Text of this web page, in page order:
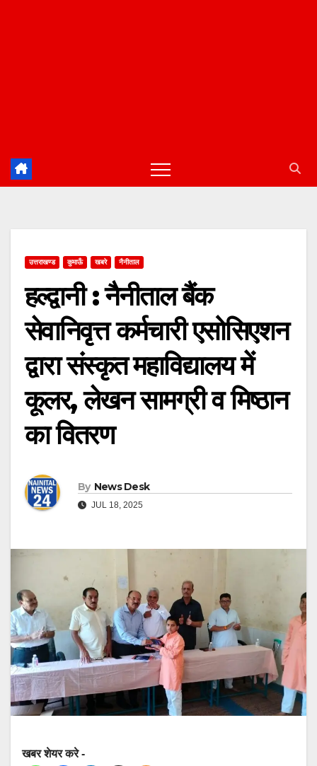
उत्तराखण्ड कुमाऊँ खबरे नैनीताल
हल्द्वानी : नैनीताल बैंक
सेवानिवृत्त कर्मचारी एसोसिएशन
द्वारा संस्कृत महाविद्यालय में
कूलर, लेखन सामग्री व मिष्ठान
का वितरण
By News Desk
JUL 18, 2025
खबर शेयर करे -